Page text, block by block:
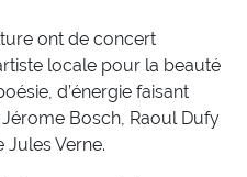
ont de concert
locale pour la beauté
d’énergie faisant
Bosch, Raoul Dufy
Verne.